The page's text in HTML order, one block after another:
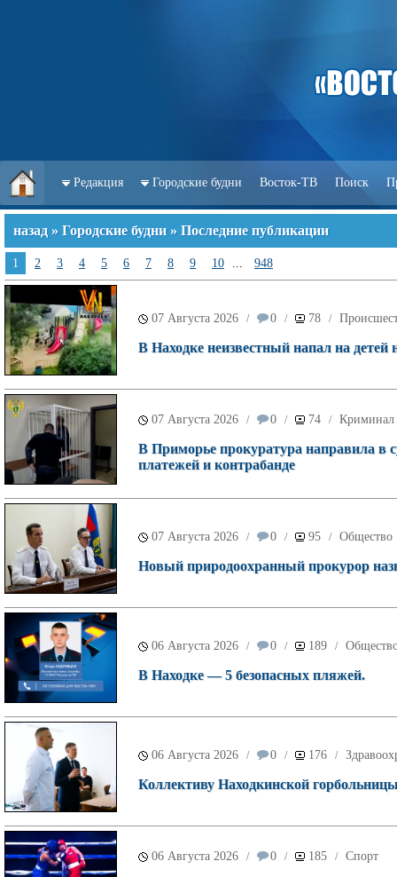
Редакция Городские будни Восток-ТВ Поиск
назад » Городские будни » Последние публикации
1 2 3 4 5 6 7 8 9 10 ... 948
07 Августа 2026 / 0 / 78 /
В Находке неизвестный напал на детей
07 Августа 2026 / 0 / 74 / Криминал
В Приморье прокуратура направила в
платежей и контрабанде
07 Августа 2026 / 0 / 95 / Общество
Новый природоохранный прокурор
06 Августа 2026 / 0 / 189 /
В Находке — 5 безопасных пляжей.
06 Августа 2026 / 0 / 176 /
Коллективу Находкинской
06 Августа 2026 / 0 / 185 / Спорт